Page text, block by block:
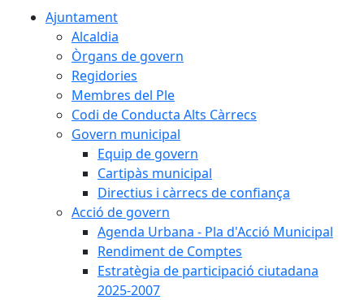
Ajuntament
Alcaldia
Òrgans de govern
Regidories
Membres del Ple
Codi de Conducta Alts Càrrecs
Govern municipal
Equip de govern
Cartipàs municipal
Directius i càrrecs de confiança
Acció de govern
Agenda Urbana - Pla d'Acció Municipal
Rendiment de Comptes
Estratègia de participació ciutadana
2025-2007